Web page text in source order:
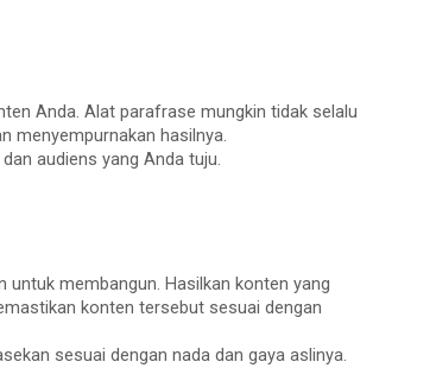
Anda. Alat parafrase mungkin tidak selalu
menyempurnakan hasilnya.
audiens yang Anda tuju.
membangun. Hasilkan konten yang
konten tersebut sesuai dengan
sesuai dengan nada dan gaya aslinya.